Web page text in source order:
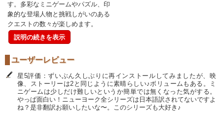
す。多彩なミニゲームやパズル、印
象的な登場人物と挑戦しがいのある
クエストの数々が楽しめます。
説明の続きを表示
ユーザーレビュー
星5評価：ずいぶん久しぶりに再インストールしてみましたが、映
像、ストーリーは2と同じように素晴らしい♪ボリュームもある。ミ
ニゲームは少しだけ難しいというか簡単では無くなった気がする。
やっぱ面白い！ニューヨーク全シリーズは日本語訳されてないですよ
ね？是非翻訳お願いしたいな〜。このシリーズも大好き♪